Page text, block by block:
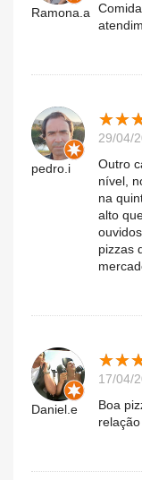
Ramona.a
pedro.i
★★
★★
29/04/
Outro
nível,
na
alto
pizzas
Daniel.e
★★
★★
17/04/
Boa